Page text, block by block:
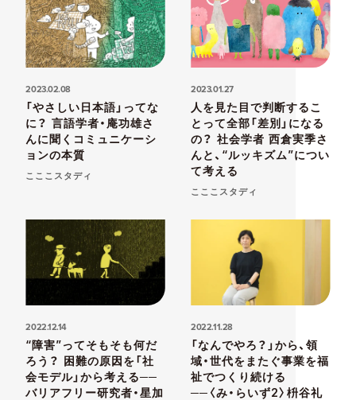
2023.02.08
「やさしい日本語」ってな
に？ 言語学者・庵功雄さ
んに聞くコミュニケーシ
ョンの本質
こここスタディ
2023.01.27
人を見た目で判断するこ
とって全部「差別」になる
の？ 社会学者 西倉実季さ
んと、“ルッキズム”につい
て考える
こここスタディ
2022.12.14
“障害”ってそもそも何だ
ろう？ 困難の原因を「社
会モデル」から考える──
バリアフリー研究者・星加
2022.11.28
「なんでやろ？」から、領
域・世代をまたぐ事業を福
祉でつくり続ける
──〈み・らいず2〉枡谷礼